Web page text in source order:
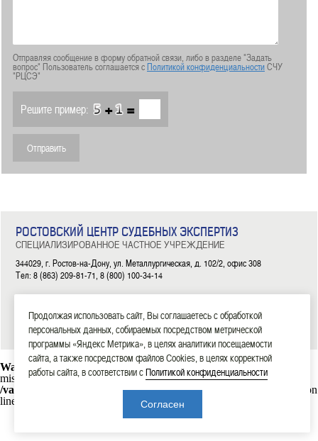
Отправляя сообщение в форму обратной связи, либо в разделе "Задать
вопрос" Пользователь соглашается сПолитикой конфиденциальностиСЧУ
"РЦСЭ"
Решите пример: + =
РОСТОВСКИЙ ЦЕНТР СУДЕБНЫХ ЭКСПЕРТИЗ
СПЕЦИАЛИЗИРОВАННОЕ ЧАСТНОЕ УЧРЕЖДЕНИЕ
344029, г. Ростов-на-Дону, ул. Металлургическая, д. 102/2, офис 308
Тел: 8 (863) 209-81-71, 8 (800) 100-34-14
2006—2026 СЧУ «Ростовский центр судебных экспертиз»
Warning
: mysql_connect(): Headers and client library minor version
mismatch. Headers:101113 Library:30317 in
/var/www/rostexpert.ru/data/www/rostexpert.ru/blocks/db.php
on
line
Продолжая использовать сайт, Вы соглашаетесь с обработкой
персональных данных, собираемых посредством метрической
программы «Яндекс Метрика», в целях аналитики посещаемости
сайта, а также посредством файлов Cookies, в целях корректной
работы сайта, в соответствии сПолитикой конфиденциальности
Согласен